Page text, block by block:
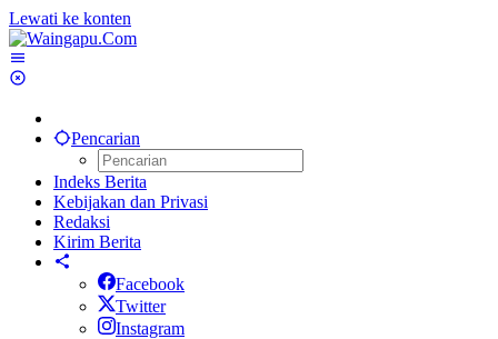
Lewati ke konten
Pencarian
Indeks Berita
Kebijakan dan Privasi
Redaksi
Kirim Berita
Facebook
Twitter
Instagram